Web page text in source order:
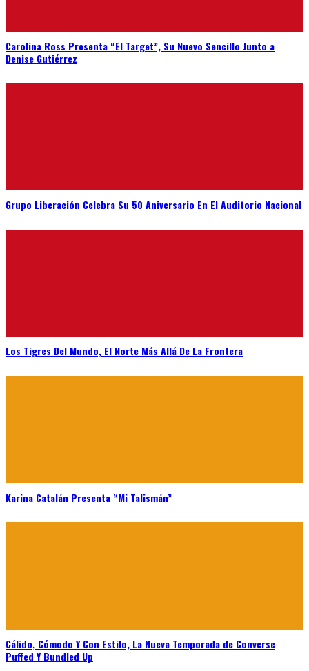
Carolina Ross Presenta “El Target”, Su Nuevo Sencillo Junto a
Denise Gutiérrez
Grupo Liberación Celebra Su 50 Aniversario En El Auditorio Nacional
Los Tigres Del Mundo, El Norte Más Allá De La Frontera
Karina Catalán Presenta “Mi Talismán”
Cálido, Cómodo Y Con Estilo, La Nueva Temporada de Converse
Puffed Y Bundled Up